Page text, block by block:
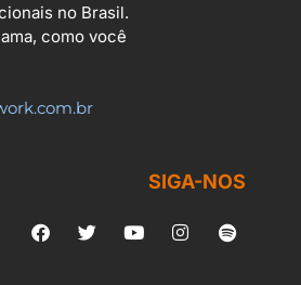
no Brasil.
como você
SIGA-NOS